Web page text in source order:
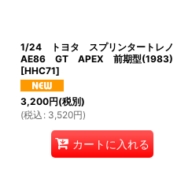
1/24 トヨタ スプリンタートレノ
AE86 GT APEX 前期型(1983)
[HHC71]
3,200円(税別)
(税込 : 3,520円)
カートに入れる